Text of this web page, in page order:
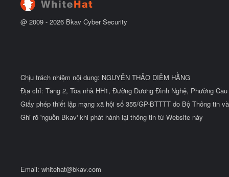
@ 2009 - 2026 Bkav Cyber Security
Chịu trách nhiệm nội dung: NGUYỄN THẢO DIỄM HẰNG
Địa chỉ: Tầng 2, Tòa nhà HH1, Đường Dương Đình Nghệ, Phường
Giấy phép thiết lập mạng xã hội số 355/GP-BTTTT do Bộ Thông tin
Ghi rõ 'nguồn Bkav' khi phát hành lại thông tin từ Website này
Email: whitehat@bkav.com